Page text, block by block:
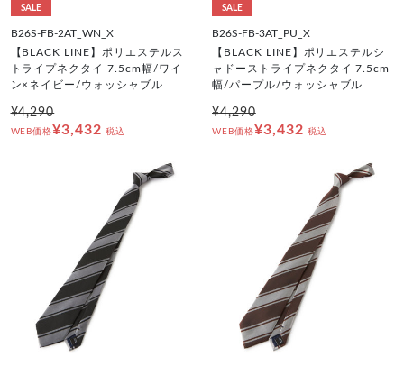
SALE
B26S-FB-2AT_WN_X
【BLACK LINE】ポリエステルス
トライプネクタイ 7.5cm幅/ワイ
ン×ネイビー/ウォッシャブル
¥4,290
WEB価格¥3,432 税込
SALE
B26S-FB-3AT_PU_X
【BLACK LINE】ポリエステルシ
ャドーストライプネクタイ 7.5cm
幅/パープル/ウォッシャブル
¥4,290
WEB価格¥3,432 税込